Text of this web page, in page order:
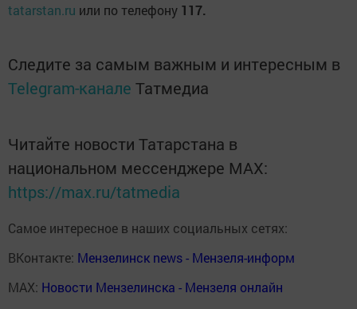
tatarstan.ru или по телефону 117.
Следите за самым важным и интересным в
Telegram-канале Татмедиа
Читайте новости Татарстана в
национальном мессенджере MАХ:
https://max.ru/tatmedia
Самое интересное в наших социальных сетях:
ВКонтакте: Мензелинск news - Мензеля-информ
MAX: Новости Мензелинска - Мензеля онлайн